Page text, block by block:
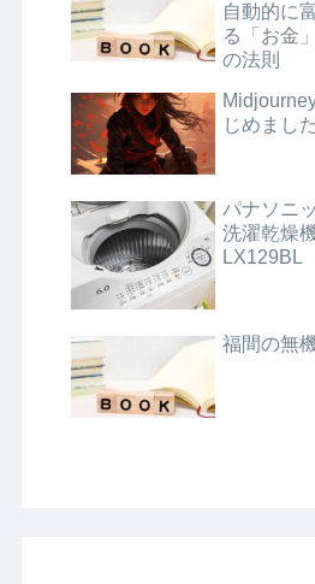
自動的に
る「お金
の法則
じめました
パナソニ
洗濯乾燥
LX129BL
福間の無